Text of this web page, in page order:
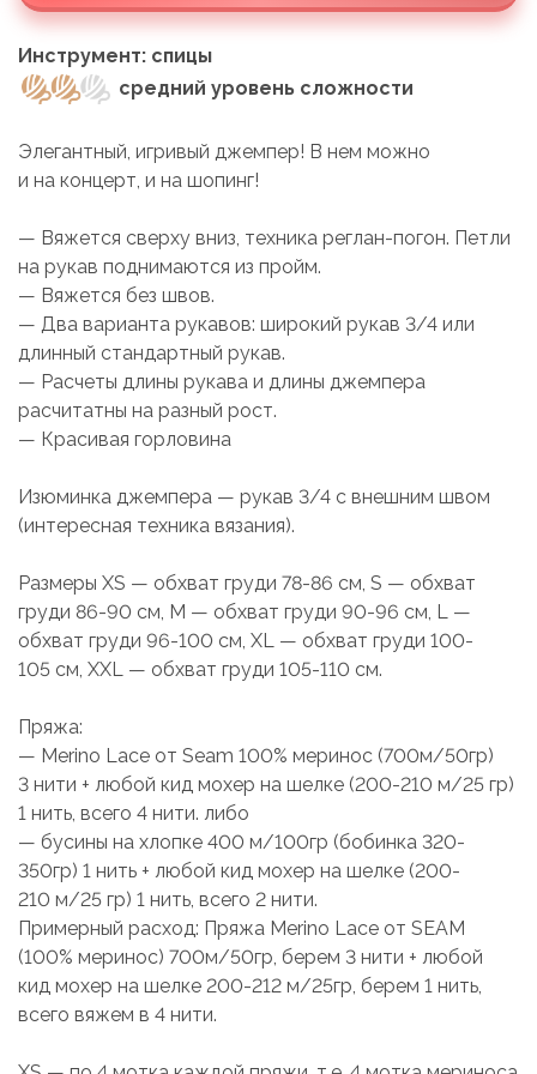
Инструмент: спицы
средний уровень сложности
Элегантный, игривый джемпер! В нем можно
и на концерт, и на шопинг!
— Вяжется сверху вниз, техника реглан-погон. Петли
на рукав поднимаются из пройм.
— Вяжется без швов.
— Два варианта рукавов: широкий рукав 3/4 или
длинный стандартный рукав.
— Расчеты длины рукава и длины джемпера
расчитатны на разный рост.
— Красивая горловина
Изюминка джемпера — рукав 3/4 с внешним швом
(интересная техника вязания).
Размеры XS — обхват груди 78-86 см, S — обхват
груди 86-90 см, M — обхват груди 90-96 см, L —
обхват груди 96-100 см, XL — обхват груди 100-
105 см, XXL — обхват груди 105-110 см.
Пряжа:
— Merino Lace от Seam 100% меринос (700м/50гр)
3 нити + любой кид мохер на шелке (200-210 м/25 гр)
1 нить, всего 4 нити. либо
— бусины на хлопке 400 м/100гр (бобинка 320-
350гр) 1 нить + любой кид мохер на шелке (200-
210 м/25 гр) 1 нить, всего 2 нити.
Примерный расход: Пряжа Merino Lace от SEAM
(100% меринос) 700м/50гр, берем 3 нити + любой
кид мохер на шелке 200-212 м/25гр, берем 1 нить,
всего вяжем в 4 нити.